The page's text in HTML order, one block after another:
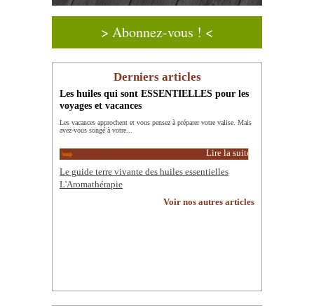
> Abonnez-vous ! <
Derniers articles
Les huiles qui sont ESSENTIELLES pour les
voyages et vacances
Les vacances approchent et vous pensez à préparer votre valise. Mais
avez-vous songé à votre...
Lire la suite
Le guide terre vivante des huiles essentielles
L'Aromathérapie
Voir nos autres articles